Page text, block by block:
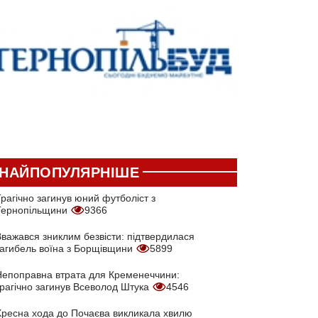
загинув юний футболіст з
9366
зниклим безвісти: підтвердилася
воїна з Борщівщини
5899
втрата для Кременеччини:
загинув Всеволод Штука
4546
хода до Почаєва викликала хвилю